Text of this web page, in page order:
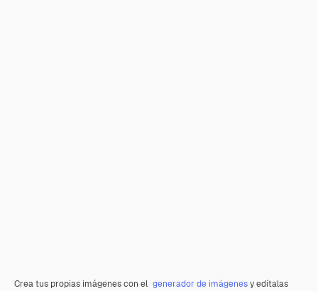
Crea tus propias imágenes con el generador de imágenesy edítalas